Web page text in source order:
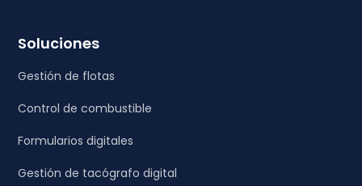
Soluciones
Gestión de flotas
Control de combustible
Formularios digitales
Gestión de tacógrafo digital